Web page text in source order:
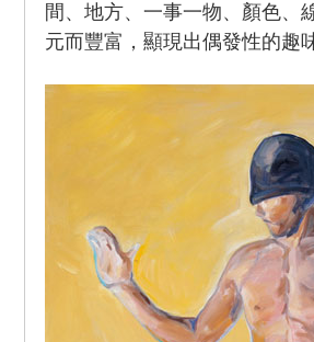
間、地方、一事一物、顏色、
元而豐富，顯現出偶發性的趣